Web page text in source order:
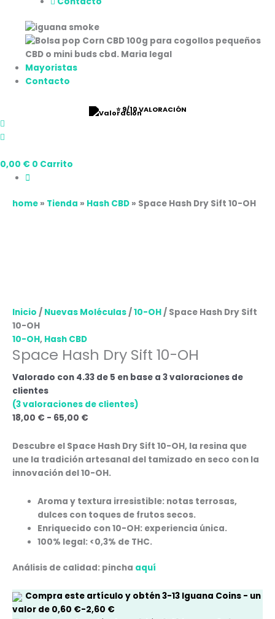
Mayoristas
Contacto
⭐ 9/10 VALORACIÓN
0,00 € 0 Carrito
home » Tienda » Hash CBD » Space Hash Dry Sift 10-OH
Inicio / Nuevas Moléculas/10-OH/ Space Hash Dry Sift
10-OH
10-OH, Hash CBD
Space Hash Dry Sift 10-OH
Valorado con 4.33 de 5 en base a 3valoraciones de
clientes
(3valoraciones de clientes)
18,00 € - 65,00 €
Descubre el Space Hash Dry Sift 10-OH, la resina que
une la tradición artesanal del tamizado en seco con la
innovación del 10-OH.
Aroma y textura irresistible: notas terrosas,
dulces con toques de frutos secos.
Enriquecido con 10-OH: experiencia única.
100% legal: <0,3% de THC.
Análisis de calidad: pincha aquí
Compra este artículo y obtén3-13 Iguana Coins - un
valor de 0,60 €-2,60 €